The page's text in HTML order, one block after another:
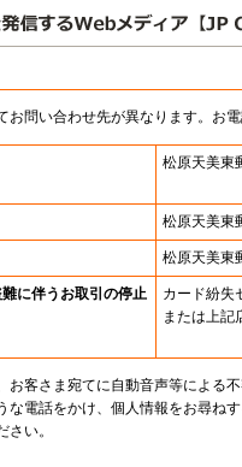
問い合わせ先が異なります。お電
松原天美東
松原天美東
松原天美東
に伴うお取引の停止 カード紛失
または上記
お客さま宛てに自動音声等による
な電話をかけ、個人情報をお尋ねす
さい。